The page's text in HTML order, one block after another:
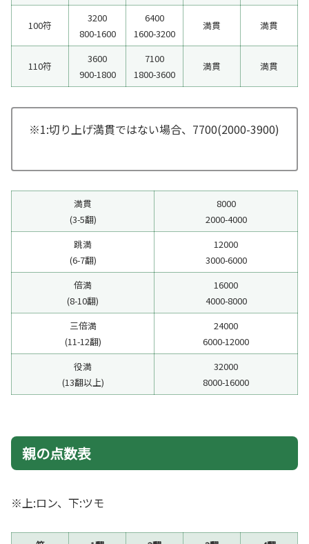
100符
3200
800-1600
6400
1600-3200
満貫 満貫
110符
3600
900-1800
7100
1800-3600
満貫 満貫
※1:切り上げ満貫ではない場合、7700(2000-3900)
満貫
(3-5翻)
8000
2000-4000
跳満
(6-7翻)
12000
3000-6000
倍満
(8-10翻)
16000
4000-8000
三倍満
(11-12翻)
24000
6000-12000
役満
(13翻以上)
32000
8000-16000
親の点数表
※上:ロン、下:ツモ